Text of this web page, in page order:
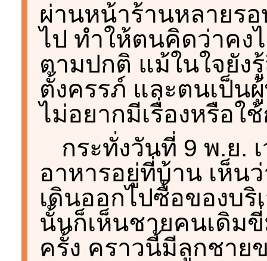
ผ่านหน้าร้านหลายร
ไป ทำให้ตนคิดว่าคง
ตามปกติ แม้ในใจยัง
ตั้งครรภ์ และตนเป็น
ไม่อยากมีเรื่องหรือใ
กระทั่งวันที่ 9 พ.ย.
อาหารอยู่ที่บ้าน เห็น
เดินออกไปซื้อของบริ
นั้นก็เห็นชายคนเดิม
ครั้ง คราวนี้มีลูกชาย